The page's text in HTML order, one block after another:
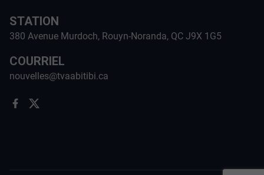
STATION
380 Avenue Murdoch, Rouyn-Noranda, QC J9X 1G5
COURRIEL
nouvelles@tvaabitibi.ca